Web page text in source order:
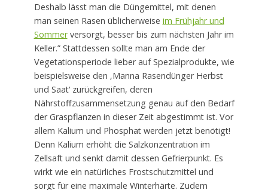
Deshalb lässt man die Düngemittel, mit denen
man seinen Rasen üblicherweise im Frühjahr und
Sommerversorgt, besser bis zum nächsten Jahr im
Keller.” Stattdessen sollte man am Ende der
Vegetationsperiode lieber auf Spezialprodukte, wie
beispielsweise den ‚Manna Rasendünger Herbst
und Saat‘ zurückgreifen, deren
Nährstoffzusammensetzung genau auf den Bedarf
der Graspflanzen in dieser Zeit abgestimmt ist. Vor
allem Kalium und Phosphat werden jetzt benötigt!
Denn Kalium erhöht die Salzkonzentration im
Zellsaft und senkt damit dessen Gefrierpunkt. Es
wirkt wie ein natürliches Frostschutzmittel und
sorgt für eine maximale Winterhärte. Zudem